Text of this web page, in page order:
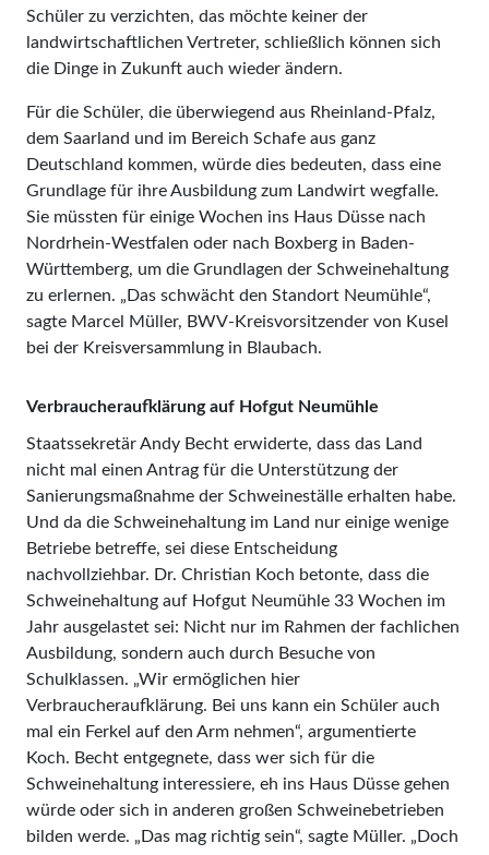
Schüler zu verzichten, das möchte keiner der
landwirtschaftlichen Vertreter, schließlich können sich
die Dinge in Zukunft auch wieder ändern.
Für die Schüler, die überwiegend aus Rheinland-Pfalz,
dem Saarland und im Bereich Schafe aus ganz
Deutschland kommen, würde dies bedeuten, dass eine
Grundlage für ihre Ausbildung zum Landwirt wegfalle.
Sie müssten für einige Wochen ins Haus Düsse nach
Nordrhein-Westfalen oder nach Boxberg in Baden-
Württemberg, um die Grundlagen der Schweinehaltung
zu erlernen. „Das schwächt den Standort Neumühle“,
sagte Marcel Müller, BWV-Kreisvorsitzender von Kusel
bei der Kreisversammlung in Blaubach.
Verbraucheraufklärung auf Hofgut Neumühle
Staatssekretär Andy Becht erwiderte, dass das Land
nicht mal einen Antrag für die Unterstützung der
Sanierungsmaßnahme der Schweineställe erhalten habe.
Und da die Schweinehaltung im Land nur einige wenige
Betriebe betreffe, sei diese Entscheidung
nachvollziehbar. Dr. Christian Koch betonte, dass die
Schweinehaltung auf Hofgut Neumühle 33 Wochen im
Jahr ausgelastet sei: Nicht nur im Rahmen der fachlichen
Ausbildung, sondern auch durch Besuche von
Schulklassen. „Wir ermöglichen hier
Verbraucheraufklärung. Bei uns kann ein Schüler auch
mal ein Ferkel auf den Arm nehmen“, argumentierte
Koch. Becht entgegnete, dass wer sich für die
Schweinehaltung interessiere, eh ins Haus Düsse gehen
würde oder sich in anderen großen Schweinebetrieben
bilden werde. „Das mag richtig sein“, sagte Müller. „Doch